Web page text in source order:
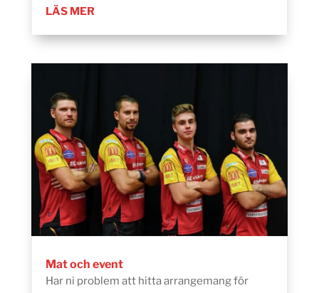
LÄS MER
Mat och event
Har ni problem att hitta arrangemang för